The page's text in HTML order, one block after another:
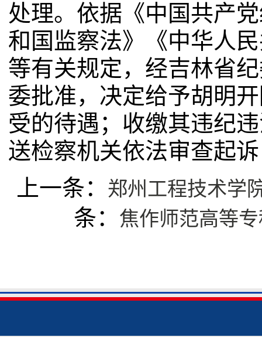
处理。依据《中国共产
和国监察法》《中华人
等有关规定，经吉林省
委批准，决定给予胡明
受的待遇；收缴其违纪
送检察机关依法审查起
上一条： 郑州工程技术学
条： 焦作师范高等